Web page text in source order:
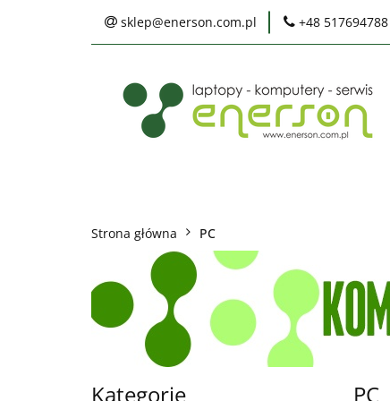
sklep@enerson.com.pl +48 517694788
Serwis
Praca
Laptopy PC
Karty graficzne
Strona główna PC
Kategorie PC